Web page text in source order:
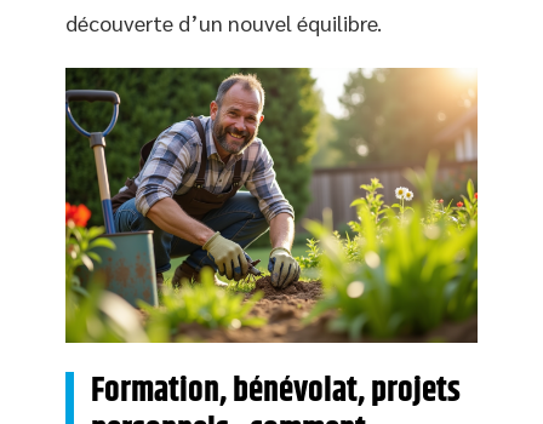
découverte d’un nouvel équilibre.
Formation, bénévolat, projets